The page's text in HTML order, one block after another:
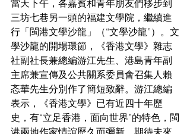
當天下午，各嘉賓和青年朋友們移步到
三坊七巷另一頭的福建文學院，繼續進
行「閩港文學沙龍」（“文學沙龍”）。文
學沙龍的開場環節，《香港文學》雜志
社副社長兼總編游江先生、港島青年副
主席兼宣傳及公共關系委員會召集人賴
忞華先生分別作了簡短致辭。游江總編
表示，《香港文學》已有近四十年歷
史，有“立足香港，面向世界”的特色，閩
港兩地作家情誼歷久而彌新，期待未來